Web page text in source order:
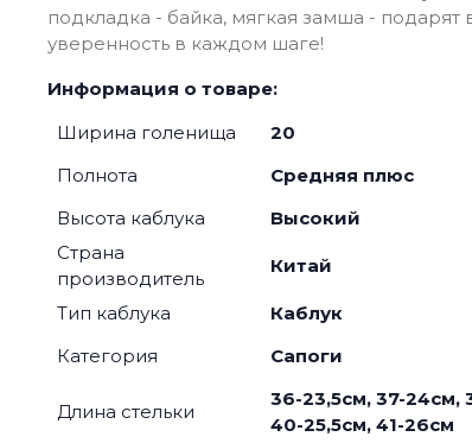
подкладка - байка, мягкая замша -
уверенность в каждом шаге!
Информация о товаре:
Ширина голенища
20
Полнота
Средняя плюс
Высота каблука
Высокий
Страна
производитель
Китай
Тип каблука
Каблук
Категория
Сапоги
Длина стельки
36-23,5см, 37-24см,
40-25,5см, 41-26см